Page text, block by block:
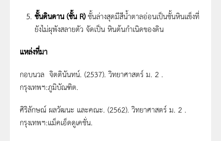
ชั้นดินดาน (ชั้น R)ชั้นล่างสุดมีสีน้ำตาลอ่อนเป็นชั้นหินแข็งที่
ยังไม่ผุพังสลายตัว จัดเป็น หินต้นกำเนิดของดิน
แหล่งที่มา
กอบนวล จิตตินันทน์. (2537). วิทยาศาสตร์ ม. 2 .
กรุงเทพฯ:ภูมิบัณฑิต.
ศิริลักษณ์ ผลวัฒนะ และคณะ. (2562). วิทยาศาสตร์ ม. 2 .
กรุงเทพฯ:แม็คเอ็ดดูเคชั่น.